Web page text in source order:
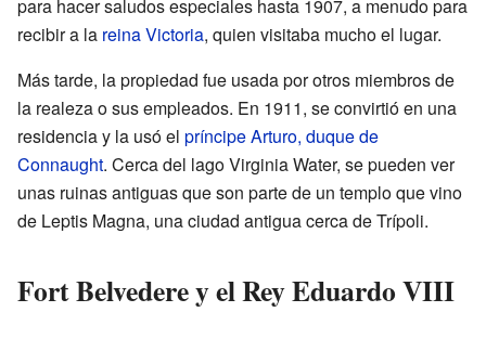
para hacer saludos especiales hasta 1907, a menudo para
recibir a la reina Victoria, quien visitaba mucho el lugar.
Más tarde, la propiedad fue usada por otros miembros de
la realeza o sus empleados. En 1911, se convirtió en una
residencia y la usó el príncipe Arturo, duque de
Connaught. Cerca del lago Virginia Water, se pueden ver
unas ruinas antiguas que son parte de un templo que vino
de Leptis Magna, una ciudad antigua cerca de Trípoli.
Fort Belvedere y el Rey Eduardo VIII